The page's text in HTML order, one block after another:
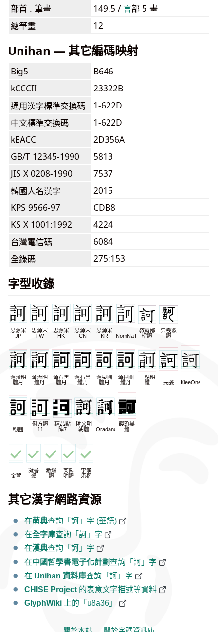
部首 . 筆畫
149.5 / ⾔部 5 畫
總筆畫
12
Unihan — 其它編碼映射
Big5
B646
kCCCII
23322B
通用漢字標準交換碼
1-622D
中文標準交換碼
1-622D
kEACC
2D356A
GB/T 12345-1990
5813
JIS X 0208-1990
7537
韓國人名漢字
2015
KPS 9566-97
CDB8
KS X 1001:1992
4224
台灣電信碼
6084
全錄碼
275:153
字型收錄
思源宋
JP
思源宋
TW
思源宋
HK
思源宋
CN
思源宋
KR
NomNaTong
教育部
楷體
崇羲篆
體
源流明
體月
源流明
體丹
源石黑
體月
源石黑
體丹
源泉圓
體月
源泉圓
體丹
一點明
體
芫荽 KleeOne
粉圓
俐方體
11
精品點
陣7
匯文明
朝體
Oradano
饅頭黑
體
金萱
凝書
體
激燃
體
蘭陽
明體
李漢
港楷
其它漢字網路資源
在萌典查詢「訶」字 (華語)
在全字庫查詢「訶」字
在漢典查詢「訶」字
在中國哲學書電子化計劃查詢「訶」字
在 Unihan 資料庫查詢「訶」字
CHISE Project 的表意文字描述等資料
GlyphWiki 上的「u8a36」
關於本站 關於字碼資料庫